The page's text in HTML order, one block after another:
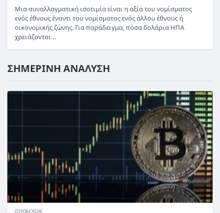
Μια συναλλαγματική ισοτιμία είναι η αξία του νομίσματος
ενός έθνους έναντι του νομίσματος ενός άλλου έθνους ή
οικονομικής ζώνης. Για παράδειγμα, πόσα δολάρια ΗΠΑ
χρειάζονται…
ΣΗΜΕΡΙΝΗ ΑΝΑΛΥΣΗ
07/08/2026